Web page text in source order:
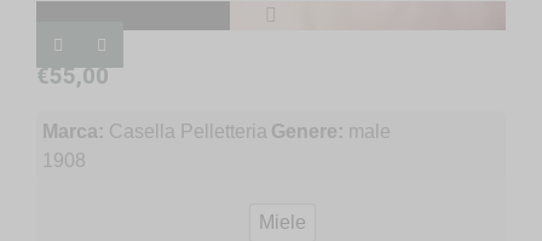
€55,00
Marca: Casella Pelletteria
1908
Genere: male
Miele